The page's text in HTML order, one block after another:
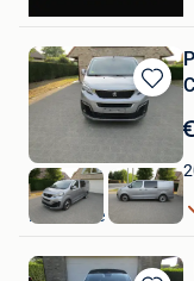
Bewaren
in
Marnix
Diksmuide